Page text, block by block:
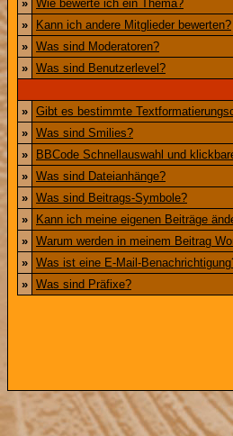
» Wie bewerte ich ein Thema?
»
Kann ich andere Mitglieder bewerten?
» Was sind Moderatoren?
» Was sind Benutzerlevel?
» Gibt es bestimmte
» Was sind Smilies?
»
BBCode Schnellauswahl und
» Was sind Dateianhänge?
» Was sind Beitrags-Symbole?
»
Kann ich meine eigenen Beiträge
» Warum werden in meinem Beitrag
» Was ist eine E-Mail-
» Was sind Präfixe?